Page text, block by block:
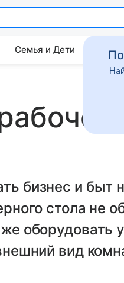
Семья и Дети Дом
бизнес и быт
стола не
оборудовать
вид